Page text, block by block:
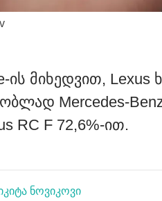
ის მიხედვით,
Mercedes-
RC F 72,6%-ით.
ნოვიკოვი